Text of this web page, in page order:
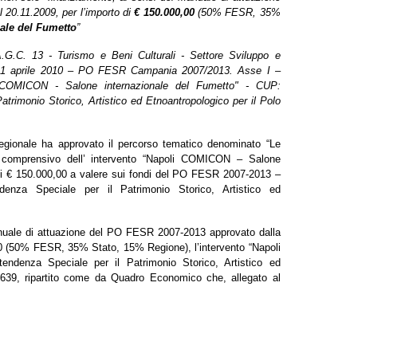
per l’importo di€ 150.000,00(50% FESR, 35%
del Fumetto”
13 - Turismo e Beni Culturali - Settore Sviluppo e
aprile 2010 – PO FESR Campania 2007/2013. Asse I –
- Salone internazionale del Fumetto" - CUP:
Storico, Artistico ed Etnoantropologico per il Polo
ha approvato il percorso tematico denominato “Le
dell’ intervento “Napoli COMICON – Salone
€ 150.000,00 avalere sui fondi del PO FESR 2007-2013 –
Speciale per il Patrimonio Storico, Artistico ed
di attuazione del PO FESR 2007-2013approvato dalla
(50% FESR, 35% Stato, 15% Regione), l’intervento “Napoli
Speciale per il Patrimonio Storico, Artistico ed
ripartito come da Quadro Economico che, allegato al